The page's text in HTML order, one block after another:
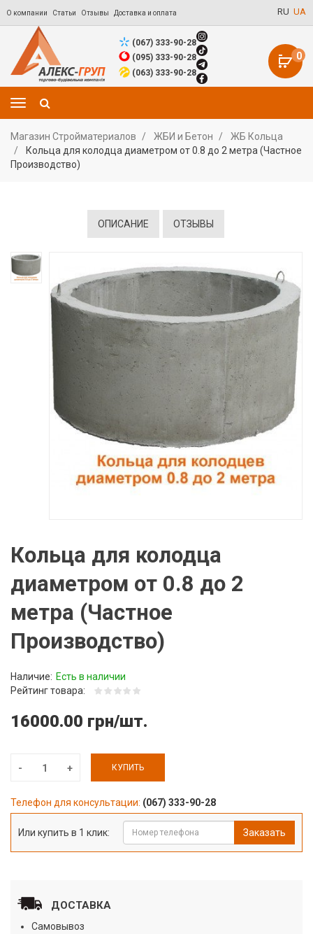
О компании Статьи Отзывы Доставка и оплата RU UA
0
(067) 333-90-28
(095) 333-90-28
(063) 333-90-28
Магазин Стройматериалов ЖБИ и Бетон
ЖБ Кольца
Кольца для колодца диаметром от 0.8 до 2 метра (Частное
Производство)
ОПИСАНИЕ ОТЗЫВЫ
Кольца для колодца
диаметром от 0.8 до 2
метра (Частное
Производство)
Наличие: Есть в наличии
Рейтинг товара:
16000.00 грн/шт.
КУПИТЬ
Телефон для консультации: (067) 333-90-28
Или купить в 1 клик: Заказать
ДОСТАВКА
Самовывоз